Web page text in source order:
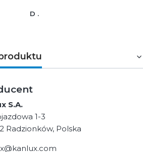
D .
S.A.
1-3
Radzionków, Polska